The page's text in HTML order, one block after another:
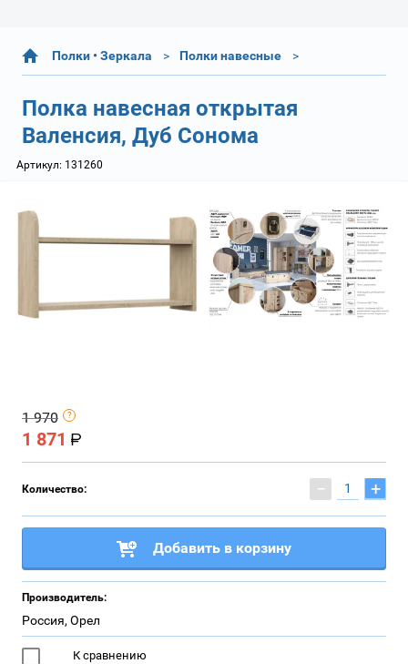
Полки • Зеркала Полки навесные
Полка навесная открытая
Валенсия, Дуб Сонома
Артикул: 131260
1 970
1 871
Количество: − +
Добавить в корзину
Производитель:
Россия, Орел
К сравнению